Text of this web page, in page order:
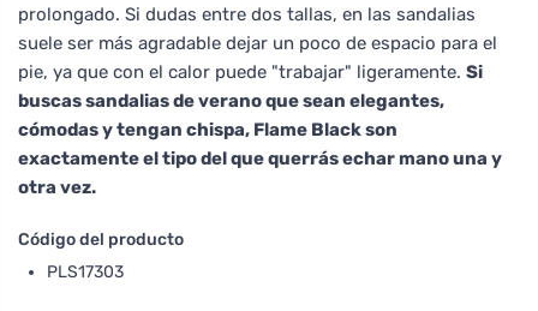
prolongado. Si dudas entre dos tallas, en las sandalias
suele ser más agradable dejar un poco de espacio para el
pie, ya que con el calor puede "trabajar" ligeramente. Si
buscas sandalias de verano que sean elegantes,
cómodas y tengan chispa, Flame Black son
exactamente el tipo del que querrás echar mano una y
otra vez.
Código del producto
PLS17303